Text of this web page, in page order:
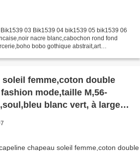
03 Bik1539 04 bik1539 05 bik1539 06
nacre blanc,cabochon rond fond
bobo gothique abstrait,art
soleil femme,coton double
mode,taille M,56-
blanc vert, à large